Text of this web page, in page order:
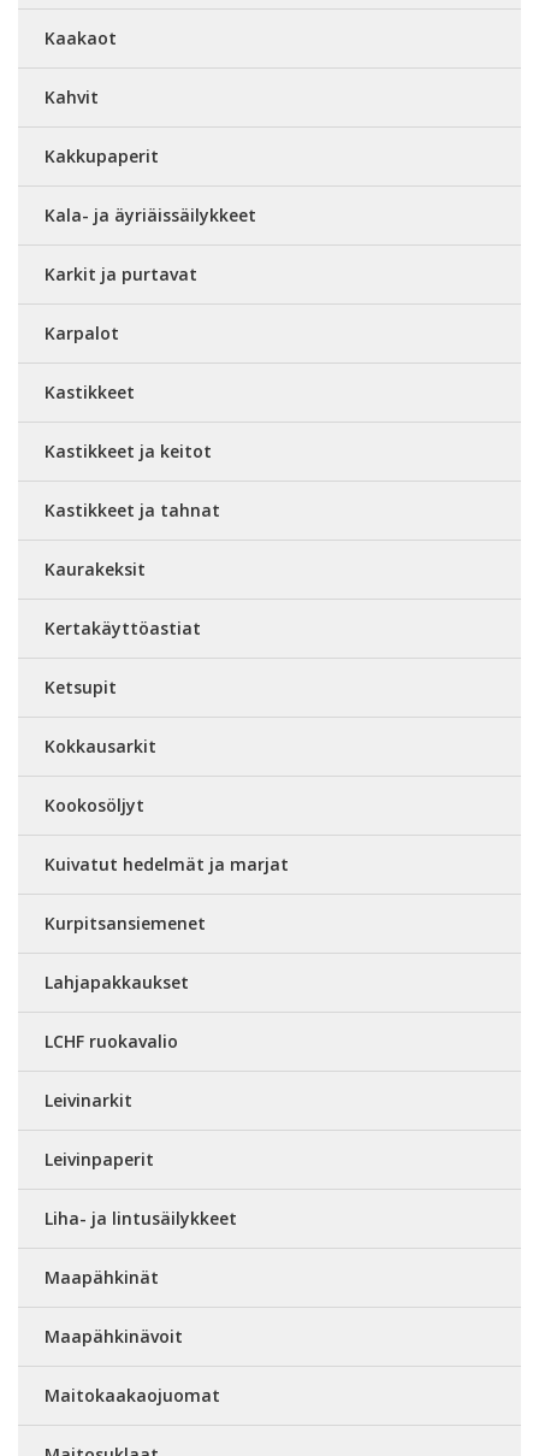
Kaakaot
Kahvit
Kakkupaperit
Kala- ja äyriäissäilykkeet
Karkit ja purtavat
Karpalot
Kastikkeet
Kastikkeet ja keitot
Kastikkeet ja tahnat
Kaurakeksit
Kertakäyttöastiat
Ketsupit
Kokkausarkit
Kookosöljyt
Kuivatut hedelmät ja marjat
Kurpitsansiemenet
Lahjapakkaukset
LCHF ruokavalio
Leivinarkit
Leivinpaperit
Liha- ja lintusäilykkeet
Maapähkinät
Maapähkinävoit
Maitokaakaojuomat